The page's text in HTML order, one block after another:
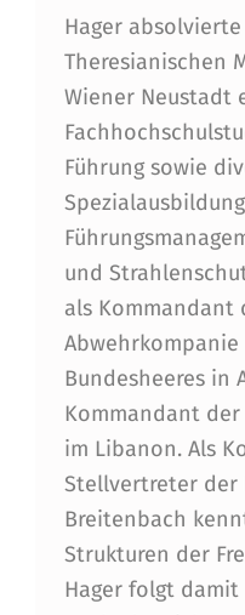
B
E
S
T
E
L
L
T
M
A
G
.
(
F
Hager
Theresianischen
Wiener Neustadt
Führung sowie
und
als Kommandant
Bundesheeres in
Kommandant der
im Libanon. Als
Stellvertreter der
Breitenbach
Strukturen der
Hager folgt damit